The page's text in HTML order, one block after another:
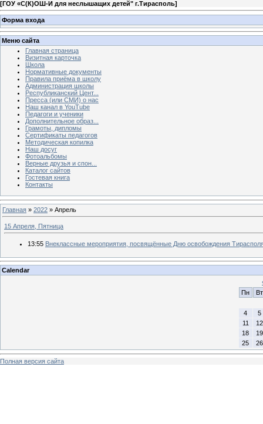
[ГОУ «С(К)ОШ-И для неслышащих детей" г.Тирасполь]
Форма входа
Меню сайта
Главная страница
Визитная карточка
Школа
Нормативные документы
Правила приёма в школу
Администрация школы
Республиканский Цент...
Пресса (или СМИ) о нас
Наш канал в YouTube
Педагоги и ученики
Дополнительное образ...
Грамоты, дипломы
Сертификаты педагогов
Методическая копилка
Наш досуг
Фотоальбомы
Верные друзья и спон...
Каталог сайтов
Гостевая книга
Контакты
Главная » 2022 » Апрель
15 Апреля, Пятница
13:55 Внеклассные мероприятия, посвящённые Дню освобождения
Calendar
Пн
Вт
4
5
11
12
18
19
25
26
Полная версия сайта